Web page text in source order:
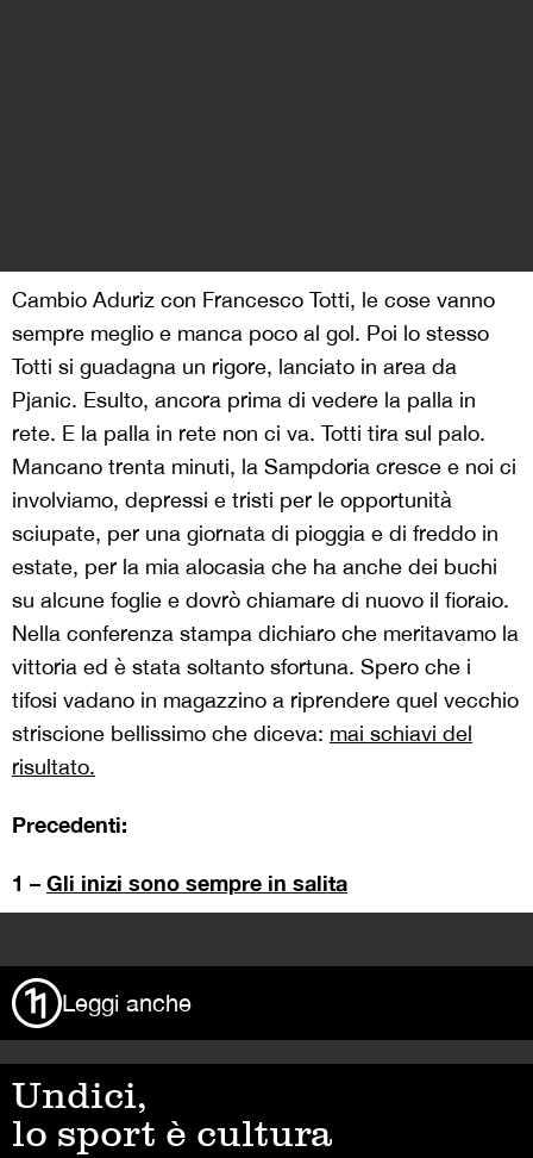
Cambio Aduriz con Francesco Totti, le cose vanno
sempre meglio e manca poco al gol. Poi lo stesso
Totti si guadagna un rigore, lanciato in area da
Pjanic. Esulto, ancora prima di vedere la palla in
rete. E la palla in rete non ci va. Totti tira sul palo.
Mancano trenta minuti, la Sampdoria cresce e noi ci
involviamo, depressi e tristi per le opportunità
sciupate, per una giornata di pioggia e di freddo in
estate, per la mia alocasia che ha anche dei buchi
su alcune foglie e dovrò chiamare di nuovo il fioraio.
Nella conferenza stampa dichiaro che meritavamo la
vittoria ed è stata soltanto sfortuna. Spero che i
tifosi vadano in magazzino a riprendere quel vecchio
striscione bellissimo che diceva: mai schiavi del
risultato.
Precedenti:
1 – Gli inizi sono sempre in salita
Leggi anche
Undici,
lo sport è cultura